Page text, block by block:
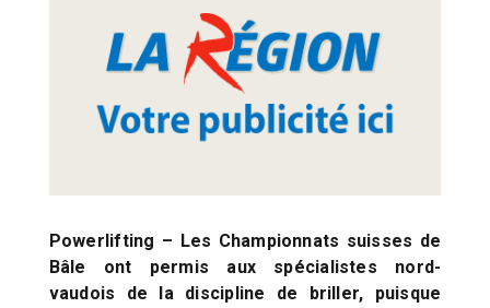
Powerlifting – Les Championnats suisses de
Bâle ont permis aux spécialistes nord-
vaudois de la discipline de briller, puisque